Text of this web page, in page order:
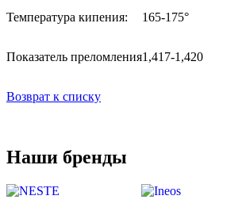
Температура кипения: 165-175°
Показатель преломления1,417-1,420
Возврат к списку
Наши бренды